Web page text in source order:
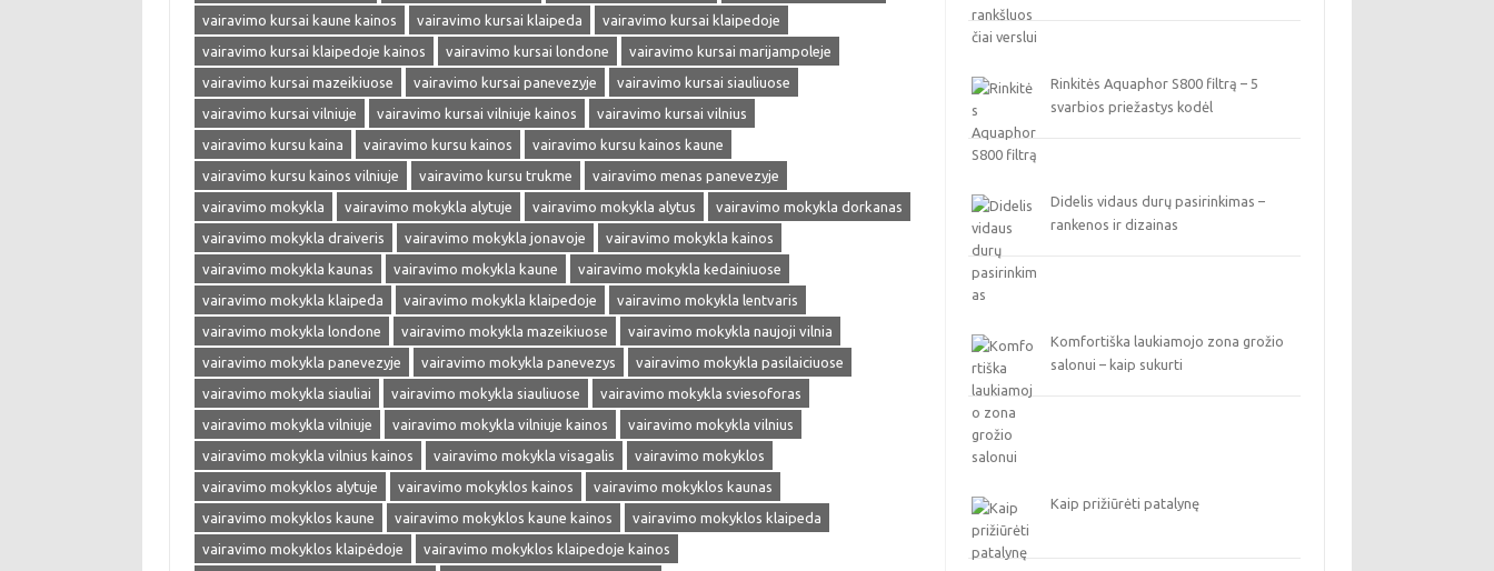
vairavimo kursai kaune kainos
vairavimo kursai klaipeda
vairavimo kursai klaipedoje
vairavimo kursai klaipedoje kainos
vairavimo kursai londone
vairavimo kursai marijampoleje
vairavimo kursai mazeikiuose
vairavimo kursai panevezyje
vairavimo kursai siauliuose
vairavimo kursai vilniuje
vairavimo kursai vilniuje kainos
vairavimo kursai vilnius
vairavimo kursu kaina
vairavimo kursu kainos
vairavimo kursu kainos kaune
vairavimo kursu kainos vilniuje
vairavimo kursu trukme
vairavimo menas panevezyje
vairavimo mokykla
vairavimo mokykla alytuje vairavimo mokykla alytus
vairavimo mokykla dorkanas
vairavimo mokykla draiveris
vairavimo mokykla jonavoje
vairavimo mokykla kainos
vairavimo mokykla kaunas
vairavimo mokykla kaune
vairavimo mokykla kedainiuose
vairavimo mokykla klaipeda
vairavimo mokykla klaipedoje
vairavimo mokykla lentvaris
vairavimo mokykla londone
vairavimo mokykla mazeikiuose
vairavimo mokykla naujoji vilnia
vairavimo mokykla panevezyje
vairavimo mokykla panevezys
vairavimo mokykla pasilaiciuose
vairavimo mokykla siauliai
vairavimo mokykla siauliuose
vairavimo mokykla sviesoforas
vairavimo mokykla vilniuje
vairavimo mokykla vilniuje kainos
vairavimo mokykla vilnius
vairavimo mokykla vilnius kainos
vairavimo mokykla visagalis
vairavimo mokyklos
vairavimo mokyklos alytuje
vairavimo mokyklos kainos
vairavimo mokyklos kaunas
vairavimo mokyklos kaune
vairavimo mokyklos kaune kainos
vairavimo mokyklos klaipeda
vairavimo mokyklos klaipėdoje
vairavimo mokyklos klaipedoje kainos
Rinkitės Aquaphor S800 filtrą – 5
svarbios priežastys kodėl
Didelis vidaus durų pasirinkimas –
rankenos ir dizainas
Komfortiška laukiamojo zona grožio
salonui – kaip sukurti
Kaip prižiūrėti patalynę